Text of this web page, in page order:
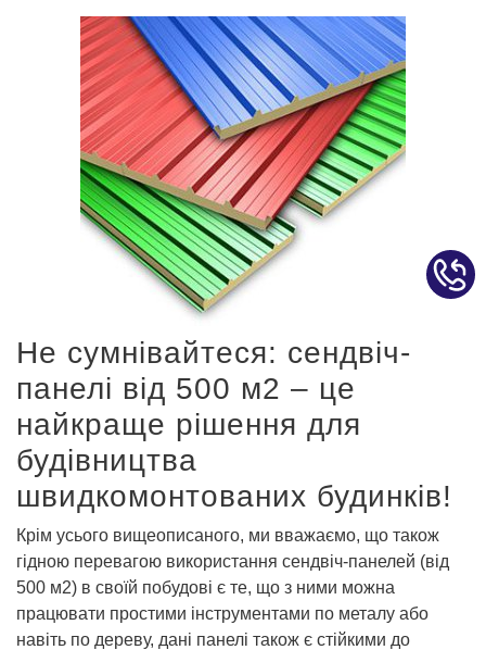
Не сумнівайтеся: сендвіч-
панелі від 500 м2 – це
найкраще рішення для
будівництва
швидкомонтованих будинків!
Крім усього вищеописаного, ми вважаємо, що також
гідною перевагою використання сендвіч-панелей (від
500 м2) в своїй побудові є те, що з ними можна
працювати простими інструментами по металу або
навіть по дереву, дані панелі також є стійкими до